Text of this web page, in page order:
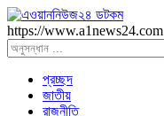
https://www.a1news24.com
প্রচ্ছদ
জাতীয়
রাজনীতি